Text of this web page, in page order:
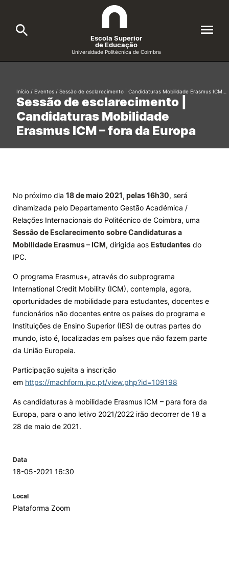
Cursos
Candidatos
Investigação e Projetos
Alunos
Knowledge Factory
Candidaturas
Elogio / Sugestão / Reclamação Contactos
Escola Superior
de Educação
Universidade Politécnica de Coimbra
Search
Formative Offer General
Sessão de esclarecimento |
Candidaturas Mobilidade
Erasmus ICM – fora da Europa
Início / Eventos / Sessão de esclarecimento | Candidaturas Mobilidade Erasmus ICM…
No próximo dia 18 de maio 2021, pelas 16h30, será
dinamizada pelo Departamento Gestão Académica /
Relações Internacionais do Politécnico de Coimbra, uma
Sessão de Esclarecimento sobre Candidaturas a
Mobilidade Erasmus – ICM, dirigida aos Estudantes do
IPC.
O programa Erasmus+, através do subprograma
International Credit Mobility (ICM), contempla, agora,
oportunidades de mobilidade para estudantes, docentes e
funcionários não docentes entre os países do programa e
Instituições de Ensino Superior (IES) de outras partes do
mundo, isto é, localizadas em países que não fazem parte
da União Europeia.
Participação sujeita a inscrição
em https://machform.ipc.pt/view.php?id=109198
As candidaturas à mobilidade Erasmus ICM – para fora da
Europa, para o ano letivo 2021/2022 irão decorrer de 18 a
28 de maio de 2021.
Data
18-05-2021 16:30
Local
Plataforma Zoom